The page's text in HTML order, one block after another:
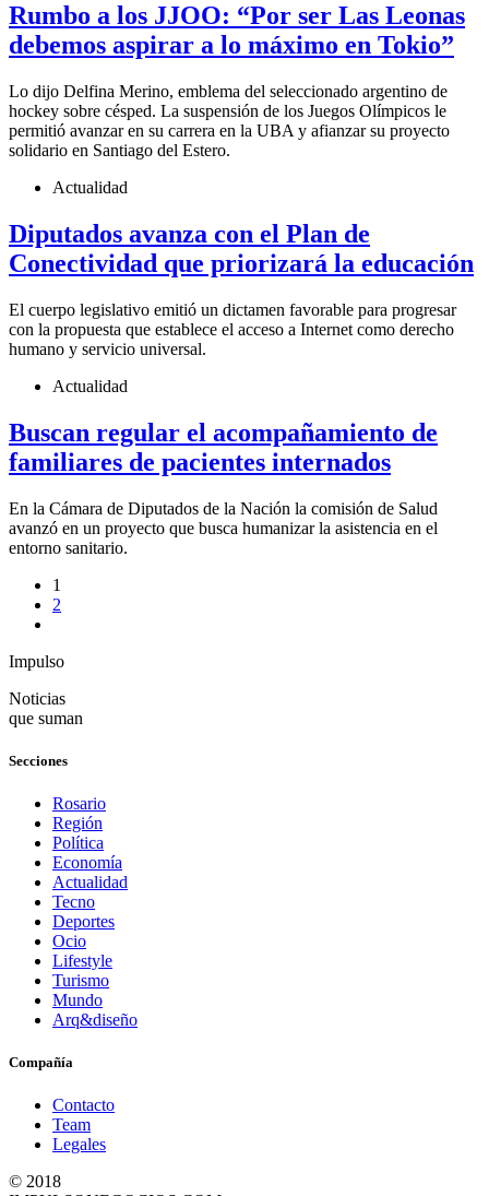
Rumbo a los JJOO: “Por ser Las Leonas
debemos aspirar a lo máximo en Tokio”
Lo dijo Delfina Merino, emblema del seleccionado argentino de
hockey sobre césped. La suspensión de los Juegos Olímpicos le
permitió avanzar en su carrera en la UBA y afianzar su proyecto
solidario en Santiago del Estero.
Actualidad
Diputados avanza con el Plan de
Conectividad que priorizará la educación
El cuerpo legislativo emitió un dictamen favorable para progresar
con la propuesta que establece el acceso a Internet como derecho
humano y servicio universal.
Actualidad
Buscan regular el acompañamiento de
familiares de pacientes internados
En la Cámara de Diputados de la Nación la comisión de Salud
avanzó en un proyecto que busca humanizar la asistencia en el
entorno sanitario.
1
2
Impulso
Noticias
que suman
Secciones
Rosario
Región
Política
Economía
Actualidad
Tecno
Deportes
Ocio
Lifestyle
Turismo
Mundo
Arq&diseño
Compañía
Contacto
Team
Legales
© 2018